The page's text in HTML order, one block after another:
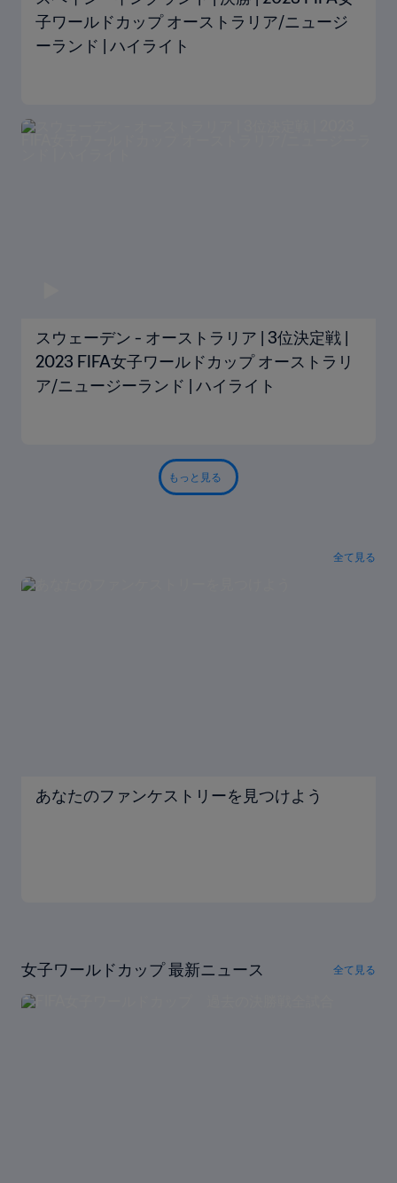
子ワールドカップ オーストラリア/ニュージ
ーランド | ハイライト
スウェーデン - オーストラリア | 3位決定戦 |
2023 FIFA女子ワールドカップ オーストラリ
ア/ニュージーランド | ハイライト
もっと見る
全て見る
あなたのファンケストリーを見つけよう
女子ワールドカップ 最新ニュース 全て見る